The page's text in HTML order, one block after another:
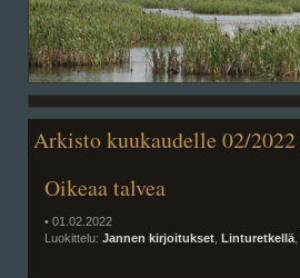
Arkisto kuukaudelle 02/2022
Oikeaa talvea
• 01.02.2022
Luokittelu: Jannen kirjoitukset Linturetkellä